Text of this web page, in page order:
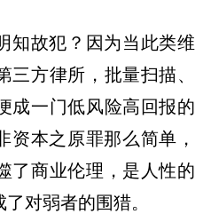
知故犯？因为当此类维
三方律所，批量扫描、
成一门低风险高回报的
本之原罪那么简单，
了商业伦理，是人性的
对弱者的围猎。